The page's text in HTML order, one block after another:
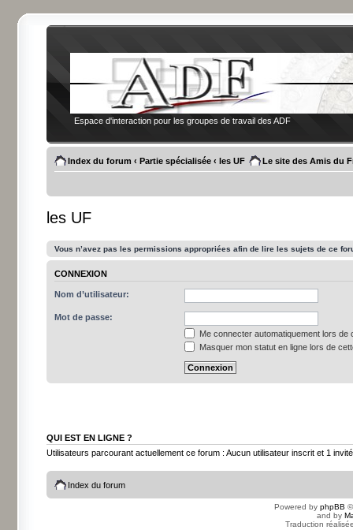
Espace d'interaction pour les groupes de travail des ADF
Index du forum ‹ Partie spécialisée ‹ les UF Le site des Amis du
les UF
Vous n’avez pas les permissions appropriées afin de lire les sujets de ce
CONNEXION
Nom d’utilisateur:
Mot de passe:
Me connecter automatiquement lors de
Masquer mon statut en ligne lors de
QUI EST EN LIGNE ?
Utilisateurs parcourant actuellement ce forum : Aucun utilisateur inscrit et 1 invité
Index du forum
Powered by phpBB
and by
Traduction